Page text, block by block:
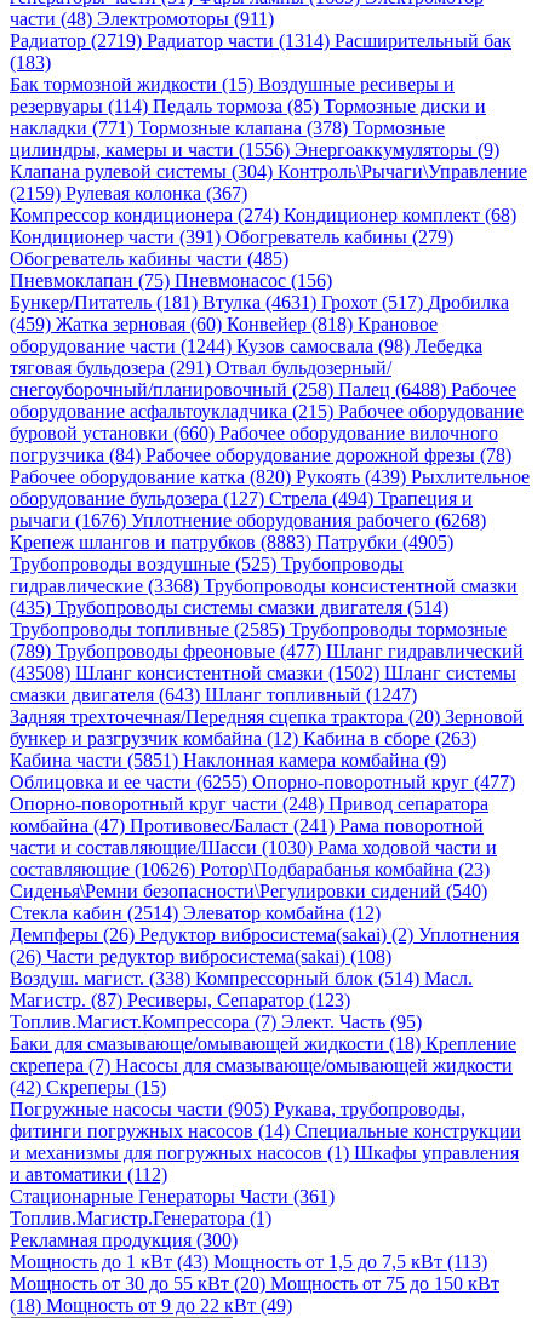
части (48) Электромоторы (911)
Радиатор (2719) Радиатор части (1314) Расширительный бак
(183)
Бак тормозной жидкости (15) Воздушные ресиверы и
резервуары (114) Педаль тормоза (85) Тормозные диски и
накладки (771) Тормозные клапана (378) Тормозные
цилиндры, камеры и части (1556) Энергоаккумуляторы (9)
Клапана рулевой системы (304) Контроль\Рычаги\Управление
(2159) Рулевая колонка (367)
Компрессор кондиционера (274) Кондиционер комплект (68)
Кондиционер части (391) Обогреватель кабины (279)
Обогреватель кабины части (485)
Пневмоклапан (75) Пневмонасос (156)
Бункер/Питатель (181) Втулка (4631) Грохот (517) Дробилка
(459) Жатка зерновая (60) Конвейер (818) Крановое
оборудование части (1244) Кузов самосвала (98) Лебедка
тяговая бульдозера (291) Отвал бульдозерный/
снегоуборочный/планировочный (258) Палец (6488) Рабочее
оборудование асфальтоукладчика (215) Рабочее оборудование
буровой установки (660) Рабочее оборудование вилочного
погрузчика (84) Рабочее оборудование дорожной фрезы (78)
Рабочее оборудование катка (820) Рукоять (439) Рыхлительное
оборудование бульдозера (127) Стрела (494) Трапеция и
рычаги (1676) Уплотнение оборудования рабочего (6268)
Крепеж шлангов и патрубков (8883) Патрубки (4905)
Трубопроводы воздушные (525) Трубопроводы
гидравлические (3368) Трубопроводы консистентной смазки
(435) Трубопроводы системы смазки двигателя (514)
Трубопроводы топливные (2585) Трубопроводы тормозные
(789) Трубопроводы фреоновые (477) Шланг гидравлический
(43508) Шланг консистентной смазки (1502) Шланг системы
смазки двигателя (643) Шланг топливный (1247)
Задняя трехточечная/Передняя сцепка трактора (20) Зерновой
бункер и разгрузчик комбайна (12) Кабина в сборе (263)
Кабина части (5851) Наклонная камера комбайна (9)
Облицовка и ее части (6255) Опорно-поворотный круг (477)
Опорно-поворотный круг части (248) Привод сепаратора
комбайна (47) Противовес/Баласт (241) Рама поворотной
части и составляющие/Шасси (1030) Рама ходовой части и
составляющие (10626) Ротор\Подбарабанья комбайна (23)
Сиденья\Ремни безопасности\Регулировки сидений (540)
Стекла кабин (2514) Элеватор комбайна (12)
Демпферы (26) Редуктор вибросистема(sakai) (2) Уплотнения
(26) Части редуктор вибросистема(sakai) (108)
Воздуш. магист. (338) Компрессорный блок (514) Масл.
Магистр. (87) Ресиверы, Сепаратор (123)
Топлив.Магист.Компрессора (7) Элект. Часть (95)
Баки для смазывающе/омывающей жидкости (18) Крепление
скрепера (7) Насосы для смазывающе/омывающей жидкости
(42) Скреперы (15)
Погружные насосы части (905) Рукава, трубопроводы,
фитинги погружных насосов (14) Специальные конструкции
и механизмы для погружных насосов (1) Шкафы управления
и автоматики (112)
Стационарные Генераторы Части (361)
Топлив.Магистр.Генератора (1)
Рекламная продукция (300)
Мощность до 1 кВт (43) Мощность от 1,5 до 7,5 кВт (113)
Мощность от 30 до 55 кВт (20) Мощность от 75 до 150 кВт
(18) Мощность от 9 до 22 кВт (49)